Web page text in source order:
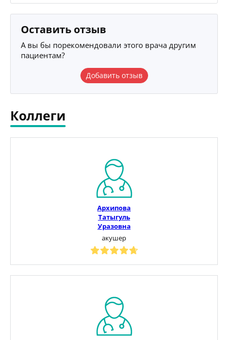
Оставить отзыв
А вы бы порекомендовали этого врача другим
пациентам?
Добавить отзыв
Коллеги
Архипова
Татыгуль
Уразовна
акушер